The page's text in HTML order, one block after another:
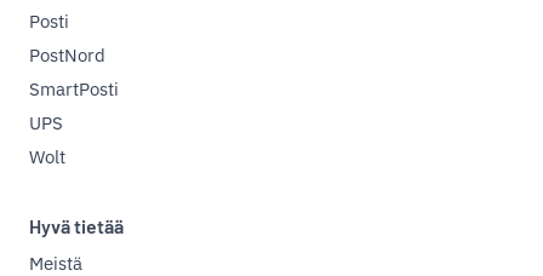
Posti
PostNord
SmartPosti
UPS
Wolt
Hyvä tietää
Meistä